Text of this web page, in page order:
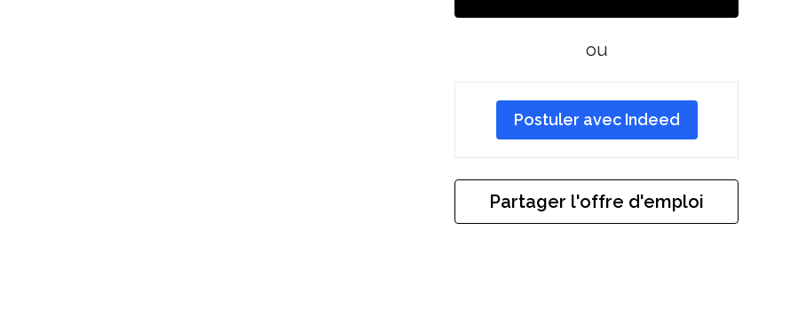
ou
Postuler avec Indeed
Partager l'offre d'emploi